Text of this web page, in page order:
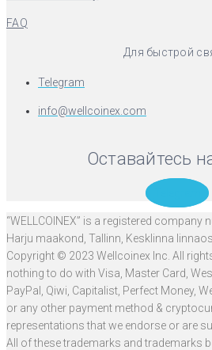
FAQ
Для быстрой
Telegram
info@wellcoinex.com
Оставайтесь
“WELLCOINEX” is a registered company
Harju maakond, Tallinn, Kesklinna
Copyright © 2023 Wellcoinex Inc. All
nothing to do with Visa, Master Card,
PayPal, Qiwi, Capitalist, Perfect Money,
or any other payment method &
representations that we endorse or are
All of these trademarks and trademarks